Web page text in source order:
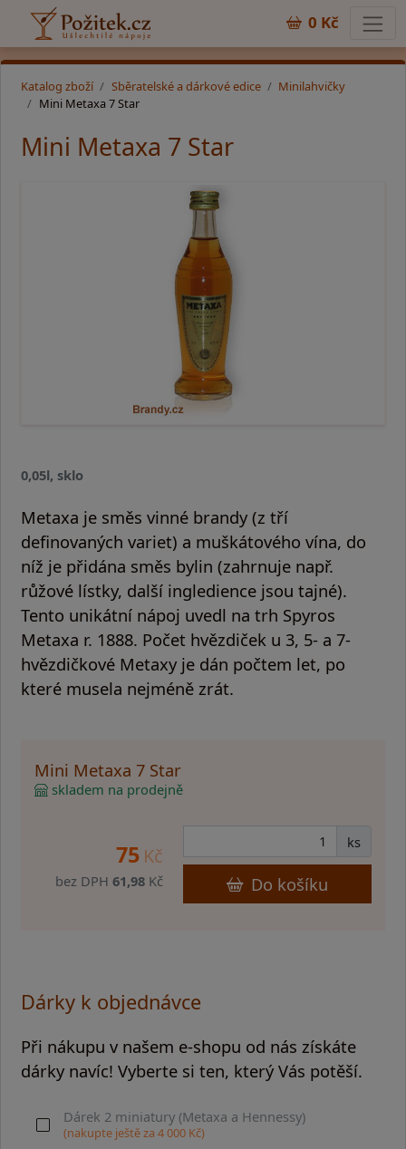
0 Kč
Katalog zboží Sběratelské a dárkové edice
Minilahvičky
Mini Metaxa 7 Star
Mini Metaxa 7 Star
0,05l, sklo
Metaxa je směs vinné brandy (z tří
definovaných variet) a muškátového vína, do
níž je přidána směs bylin (zahrnuje např.
růžové lístky, další ingledience jsou tajné).
Tento unikátní nápoj uvedl na trh Spyros
Metaxa r. 1888. Počet hvězdiček u 3, 5- a 7-
hvězdičkové Metaxy je dán počtem let, po
které musela nejméně zrát.
Mini Metaxa 7 Star
skladem na prodejně
75 Kč
bez DPH61,98 Kč
ks
Do košíku
Dárky k objednávce
Při nákupu v našem e-shopu od nás získáte
dárky navíc! Vyberte si ten, který Vás potěší.
Dárek 2 miniatury (Metaxa a Hennessy)
(nakupte ještě za 4 000Kč)